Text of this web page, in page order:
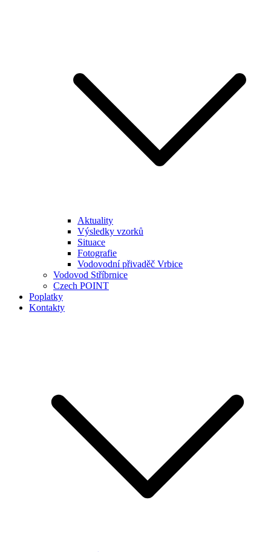
Aktuality
Výsledky vzorků
Situace
Fotografie
Vodovodní přivaděč Vrbice
Vodovod Stříbrnice
Czech POINT
Poplatky
Kontakty